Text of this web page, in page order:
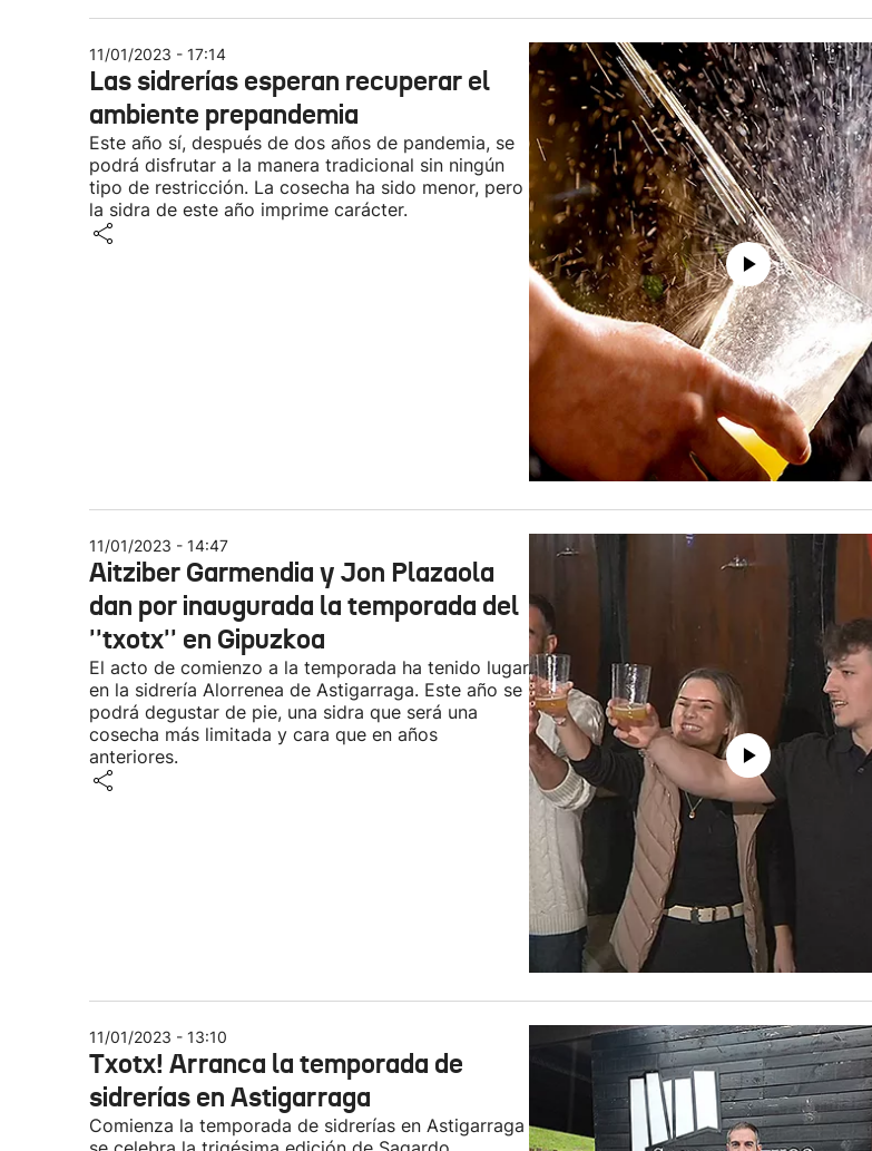
11/01/2023 - 17:14
Las sidrerías esperan recuperar el
ambiente prepandemia
Este año sí, después de dos años de pandemia, se
podrá disfrutar a la manera tradicional sin ningún
tipo de restricción. La cosecha ha sido menor, pero
la sidra de este año imprime carácter.
11/01/2023 - 14:47
Aitziber Garmendia y Jon Plazaola
dan por inaugurada la temporada del
''txotx'' en Gipuzkoa
El acto de comienzo a la temporada ha tenido lugar
en la sidrería Alorrenea de Astigarraga. Este año se
podrá degustar de pie, una sidra que será una
cosecha más limitada y cara que en años
anteriores.
11/01/2023 - 13:10
Txotx! Arranca la temporada de
sidrerías en Astigarraga
Comienza la temporada de sidrerías en Astigarraga